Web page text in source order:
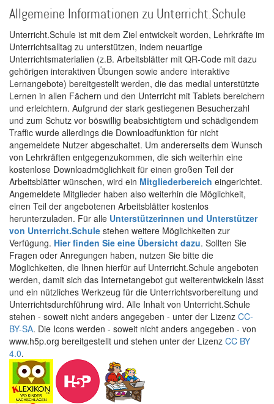
Allgemeine Informationen zu Unterricht.Schule
Unterricht.Schule ist mit dem Ziel entwickelt worden, Lehrkräfte im
Unterrichtsalltag zu unterstützen, indem neuartige
Unterrichtsmaterialien (z.B. Arbeitsblätter mit QR-Code mit dazu
gehörigen interaktiven Übungen sowie andere interaktive
Lernangebote) bereitgestellt werden, die das medial unterstützte
Lernen in allen Fächern und den Unterricht mit Tablets bereichern
und erleichtern. Aufgrund der stark gestiegenen Besucherzahl
und zum Schutz vor böswillig beabsichtigtem und schädigendem
Traffic wurde allerdings die Downloadfunktion für nicht
angemeldete Nutzer abgeschaltet. Um andererseits dem Wunsch
von Lehrkräften entgegenzukommen, die sich weiterhin eine
kostenlose Downloadmöglichkeit für einen großen Teil der
Arbeitsblätter wünschen, wird ein Mitgliederbereich eingerichtet.
Angemeldete Mitglieder haben also weiterhin die Möglichkeit,
einen Teil der angebotenen Arbeitsblätter kostenlos
herunterzuladen. Für alle Unterstützerinnen und Unterstützer
von Unterricht.Schule stehen weitere Möglichkeiten zur
Verfügung. Hier finden Sie eine Übersicht dazu. Sollten Sie
Fragen oder Anregungen haben, nutzen Sie bitte die
Möglichkeiten, die Ihnen hierfür auf Unterricht.Schule angeboten
werden, damit sich das Internetangebot gut weiterentwickeln lässt
und ein nützliches Werkzeug für die Unterrichtsvorbereitung und
Unterrichtsdurchführung wird. Alle Inhalt von Unterricht.Schule
stehen - soweit nicht anders angegeben - unter der Lizenz CC-
BY-SA. Die Icons werden - soweit nicht anders angegeben - von
www.h5p.org bereitgestellt und stehen unter der Lizenz CC BY
4.0.